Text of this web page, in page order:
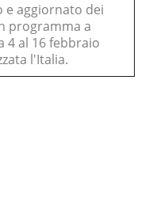
e aggiornato dei
programma a
4 al 16 febbraio
l'Italia.